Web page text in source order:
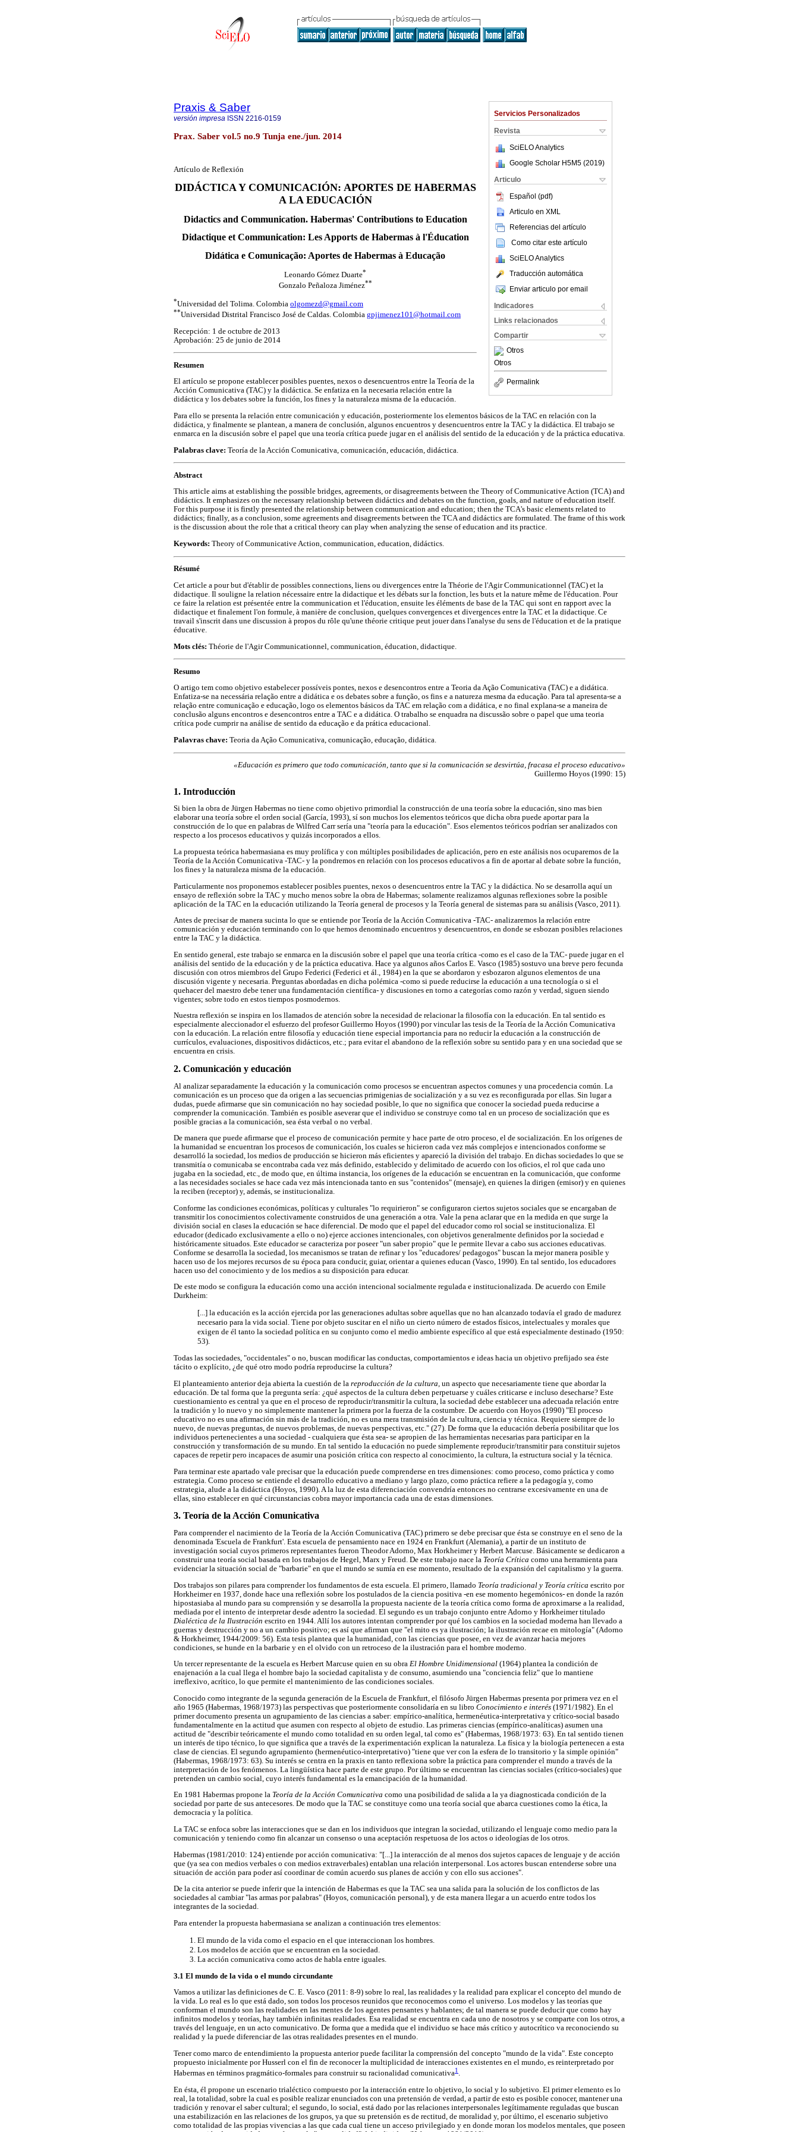
Servicios Personalizados
Revista
SciELO Analytics
Google Scholar H5M5 (2019)
Articulo
Español (pdf)
Articulo en XML
Referencias del artículo
Como citar este artículo
SciELO Analytics
Traducción automática
Enviar articulo por email
Indicadores
Links relacionados
Compartir
Otros
Otros
Permalink
Praxis & Saber
versión impresa ISSN 2216-0159
Prax. Saber vol.5 no.9 Tunja ene./jun. 2014
Artículo de Reflexión
DIDÁCTICA Y COMUNICACIÓN: APORTES DE HABERMAS
A LA EDUCACIÓN
Didactics and Communication. Habermas' Contributions to Education
Didactique et Communication: Les Apports de Habermas à l'Éducation
Didática e Comunicação: Aportes de Habermas à Educação
Leonardo Gómez Duarte*
Gonzalo Peñaloza Jiménez**
*Universidad del Tolima. Colombia olgomezd@gmail.com
**Universidad Distrital Francisco José de Caldas. Colombia gpjimenez101@hotmail.com
Recepción: 1 de octubre de 2013
Aprobación: 25 de junio de 2014
Resumen
El artículo se propone establecer posibles puentes, nexos o desencuentros entre la Teoría de la
Acción Comunicativa (TAC) y la didáctica. Se enfatiza en la necesaria relación entre la
didáctica y los debates sobre la función, los fines y la naturaleza misma de la educación.
Para ello se presenta la relación entre comunicación y educación, posteriormente los elementos básicos de la TAC en relación con la
didáctica, y finalmente se plantean, a manera de conclusión, algunos encuentros y desencuentros entre la TAC y la didáctica. El trabajo se
enmarca en la discusión sobre el papel que una teoría crítica puede jugar en el análisis del sentido de la educación y de la práctica educativa.
Palabras clave: Teoría de la Acción Comunicativa, comunicación, educación, didáctica.
Abstract
This article aims at establishing the possible bridges, agreements, or disagreements between the Theory of Communicative Action (TCA) and
didáctics. It emphasizes on the necessary relationship between didáctics and debates on the function, goals, and nature of education itself.
For this purpose it is firstly presented the relationship between communication and education; then the TCA's basic elements related to
didáctics; finally, as a conclusion, some agreements and disagreements between the TCA and didáctics are formulated. The frame of this work
is the discussion about the role that a critical theory can play when analyzing the sense of education and its practice.
Keywords: Theory of Communicative Action, communication, education, didáctics.
Résumé
Cet article a pour but d'établir de possibles connections, liens ou divergences entre la Théorie de l'Agir Communicationnel (TAC) et la
didactique. Il souligne la relation nécessaire entre la didactique et les débats sur la fonction, les buts et la nature même de l'éducation. Pour
ce faire la relation est présentée entre la communication et l'éducation, ensuite les éléments de base de la TAC qui sont en rapport avec la
didactique et finalement l'on formule, à manière de conclusion, quelques convergences et divergences entre la TAC et la didactique. Ce
travail s'inscrit dans une discussion à propos du rôle qu'une théorie critique peut jouer dans l'analyse du sens de l'éducation et de la pratique
éducative.
Mots clés: Théorie de l'Agir Communicationnel, communication, éducation, didactique.
Resumo
O artigo tem como objetivo estabelecer possíveis pontes, nexos e desencontros entre a Teoria da Ação Comunicativa (TAC) e a didática.
Enfatiza-se na necessária relação entre a didática e os debates sobre a função, os fins e a natureza mesma da educação. Para tal apresenta-se a
relação entre comunicação e educação, logo os elementos básicos da TAC em relação com a didática, e no final explana-se a maneira de
conclusão alguns encontros e desencontros entre a TAC e a didática. O trabalho se enquadra na discussão sobre o papel que uma teoria
crítica pode cumprir na análise de sentido da educação e da prática educacional.
Palavras chave: Teoria da Ação Comunicativa, comunicação, educação, didática.
«Educación es primero que todo comunicación, tanto que si la comunicación se desvirtúa, fracasa el proceso educativo»
Guillermo Hoyos (1990: 15)
1. Introducción
Si bien la obra de Jürgen Habermas no tiene como objetivo primordial la construcción de una teoría sobre la educación, sino mas bien
elaborar una teoría sobre el orden social (García, 1993), sí son muchos los elementos teóricos que dicha obra puede aportar para la
construcción de lo que en palabras de Wilfred Carr sería una "teoría para la educación". Esos elementos teóricos podrían ser analizados con
respecto a los procesos educativos y quizás incorporados a ellos.
La propuesta teórica habermasiana es muy prolífica y con múltiples posibilidades de aplicación, pero en este análisis nos ocuparemos de la
Teoría de la Acción Comunicativa -TAC- y la pondremos en relación con los procesos educativos a fin de aportar al debate sobre la función,
los fines y la naturaleza misma de la educación.
Particularmente nos proponemos establecer posibles puentes, nexos o desencuentros entre la TAC y la didáctica. No se desarrolla aquí un
ensayo de reflexión sobre la TAC y mucho menos sobre la obra de Habermas; solamente realizamos algunas reflexiones sobre la posible
aplicación de la TAC en la educación utilizando la Teoría general de procesos y la Teoría general de sistemas para su análisis (Vasco, 2011).
Antes de precisar de manera sucinta lo que se entiende por Teoría de la Acción Comunicativa -TAC- analizaremos la relación entre
comunicación y educación terminando con lo que hemos denominado encuentros y desencuentros, en donde se esbozan posibles relaciones
entre la TAC y la didáctica.
En sentido general, este trabajo se enmarca en la discusión sobre el papel que una teoría crítica -como es el caso de la TAC- puede jugar en el
análisis del sentido de la educación y de la práctica educativa. Hace ya algunos años Carlos E. Vasco (1985) sostuvo una breve pero fecunda
discusión con otros miembros del Grupo Federici (Federici et ál., 1984) en la que se abordaron y esbozaron algunos elementos de una
discusión vigente y necesaria. Preguntas abordadas en dicha polémica -como si puede reducirse la educación a una tecnología o si el
quehacer del maestro debe tener una fundamentación científica- y discusiones en torno a categorías como razón y verdad, siguen siendo
vigentes; sobre todo en estos tiempos posmodernos.
Nuestra reflexión se inspira en los llamados de atención sobre la necesidad de relacionar la filosofía con la educación. En tal sentido es
especialmente aleccionador el esfuerzo del profesor Guillermo Hoyos (1990) por vincular las tesis de la Teoría de la Acción Comunicativa
con la educación. La relación entre filosofía y educación tiene especial importancia para no reducir la educación a la construcción de
currículos, evaluaciones, dispositivos didácticos, etc.; para evitar el abandono de la reflexión sobre su sentido para y en una sociedad que se
encuentra en crisis.
2. Comunicación y educación
Al analizar separadamente la educación y la comunicación como procesos se encuentran aspectos comunes y una procedencia común. La
comunicación es un proceso que da origen a las secuencias primigenias de socialización y a su vez es reconfigurada por ellas. Sin lugar a
dudas, puede afirmarse que sin comunicación no hay sociedad posible, lo que no significa que conocer la sociedad pueda reducirse a
comprender la comunicación. También es posible aseverar que el individuo se construye como tal en un proceso de socialización que es
posible gracias a la comunicación, sea ésta verbal o no verbal.
De manera que puede afirmarse que el proceso de comunicación permite y hace parte de otro proceso, el de socialización. En los orígenes de
la humanidad se encuentran los procesos de comunicación, los cuales se hicieron cada vez más complejos e intencionados conforme se
desarrolló la sociedad, los medios de producción se hicieron más eficientes y apareció la división del trabajo. En dichas sociedades lo que se
transmitía o comunicaba se encontraba cada vez más definido, establecido y delimitado de acuerdo con los oficios, el rol que cada uno
jugaba en la sociedad, etc., de modo que, en última instancia, los orígenes de la educación se encuentran en la comunicación, que conforme
a las necesidades sociales se hace cada vez más intencionada tanto en sus "contenidos" (mensaje), en quienes la dirigen (emisor) y en quienes
la reciben (receptor) y, además, se institucionaliza.
Conforme las condiciones económicas, políticas y culturales "lo requirieron" se configuraron ciertos sujetos sociales que se encargaban de
transmitir los conocimientos colectivamente construidos de una generación a otra. Vale la pena aclarar que en la medida en que surge la
división social en clases la educación se hace diferencial. De modo que el papel del educador como rol social se institucionaliza. El
educador (dedicado exclusivamente a ello o no) ejerce acciones intencionales, con objetivos generalmente definidos por la sociedad e
históricamente situados. Este educador se caracteriza por poseer "un saber propio" que le permite llevar a cabo sus acciones educativas.
Conforme se desarrolla la sociedad, los mecanismos se tratan de refinar y los "educadores/ pedagogos" buscan la mejor manera posible y
hacen uso de los mejores recursos de su época para conducir, guiar, orientar a quienes educan (Vasco, 1990). En tal sentido, los educadores
hacen uso del conocimiento y de los medios a su disposición para educar.
De este modo se configura la educación como una acción intencional socialmente regulada e institucionalizada. De acuerdo con Emile
Durkheim:
[...] la educación es la acción ejercida por las generaciones adultas sobre aquellas que no han alcanzado todavía el grado de madurez
necesario para la vida social. Tiene por objeto suscitar en el niño un cierto número de estados físicos, intelectuales y morales que
exigen de él tanto la sociedad política en su conjunto como el medio ambiente específico al que está especialmente destinado (1950:
53).
Todas las sociedades, "occidentales" o no, buscan modificar las conductas, comportamientos e ideas hacia un objetivo prefijado sea éste
tácito o explícito, ¿de qué otro modo podría reproducirse la cultura?
El planteamiento anterior deja abierta la cuestión de la reproducción de la cultura, un aspecto que necesariamente tiene que abordar la
educación. De tal forma que la pregunta sería: ¿qué aspectos de la cultura deben perpetuarse y cuáles criticarse e incluso desecharse? Este
cuestionamiento es central ya que en el proceso de reproducir/transmitir la cultura, la sociedad debe establecer una adecuada relación entre
la tradición y lo nuevo y no simplemente mantener la primera por la fuerza de la costumbre. De acuerdo con Hoyos (1990) "El proceso
educativo no es una afirmación sin más de la tradición, no es una mera transmisión de la cultura, ciencia y técnica. Requiere siempre de lo
nuevo, de nuevas preguntas, de nuevos problemas, de nuevas perspectivas, etc." (27). De forma que la educación debería posibilitar que los
individuos pertenecientes a una sociedad - cualquiera que ésta sea- se apropien de las herramientas necesarias para participar en la
construcción y transformación de su mundo. En tal sentido la educación no puede simplemente reproducir/transmitir para constituir sujetos
capaces de repetir pero incapaces de asumir una posición crítica con respecto al conocimiento, la cultura, la estructura social y la técnica.
Para terminar este apartado vale precisar que la educación puede comprenderse en tres dimensiones: como proceso, como práctica y como
estrategia. Como proceso se entiende el desarrollo educativo a mediano y largo plazo, como práctica refiere a la pedagogía y, como
estrategia, alude a la didáctica (Hoyos, 1990). A la luz de esta diferenciación convendría entonces no centrarse excesivamente en una de
ellas, sino establecer en qué circunstancias cobra mayor importancia cada una de estas dimensiones.
3. Teoría de la Acción Comunicativa
Para comprender el nacimiento de la Teoría de la Acción Comunicativa (TAC) primero se debe precisar que ésta se construye en el seno de la
denominada 'Escuela de Frankfurt'. Esta escuela de pensamiento nace en 1924 en Frankfurt (Alemania), a partir de un instituto de
investigación social cuyos primeros representantes fueron Theodor Adorno, Max Horkheimer y Herbert Marcuse. Básicamente se dedicaron a
construir una teoría social basada en los trabajos de Hegel, Marx y Freud. De este trabajo nace la Teoría Crítica como una herramienta para
evidenciar la situación social de "barbarie" en que el mundo se sumía en ese momento, resultado de la expansión del capitalismo y la guerra.
Dos trabajos son pilares para comprender los fundamentos de esta escuela. El primero, llamado Teoría tradicional y Teoría crítica escrito por
Horkheimer en 1937, donde hace una reflexión sobre los postulados de la ciencia positiva -en ese momento hegemónicos- en donde la razón
hipostasiaba al mundo para su comprensión y se desarrolla la propuesta naciente de la teoría crítica como forma de aproximarse a la realidad,
mediada por el intento de interpretar desde adentro la sociedad. El segundo es un trabajo conjunto entre Adorno y Horkheimer titulado
Dialéctica de la Ilustración escrito en 1944. Allí los autores intentan comprender por qué los cambios en la sociedad moderna han llevado a
guerras y destrucción y no a un cambio positivo; es así que afirman que "el mito es ya ilustración; la ilustración recae en mitología" (Adorno
& Horkheimer, 1944/2009: 56). Esta tesis plantea que la humanidad, con las ciencias que posee, en vez de avanzar hacia mejores
condiciones, se hunde en la barbarie y en el olvido con un retroceso de la ilustración para el hombre moderno.
Un tercer representante de la escuela es Herbert Marcuse quien en su obra El Hombre Unidimensional (1964) plantea la condición de
enajenación a la cual llega el hombre bajo la sociedad capitalista y de consumo, asumiendo una "conciencia feliz" que lo mantiene
irreflexivo, acrítico, lo que permite el mantenimiento de las condiciones sociales.
Conocido como integrante de la segunda generación de la Escuela de Frankfurt, el filósofo Jürgen Habermas presenta por primera vez en el
año 1965 (Habermas, 1968/1973) las perspectivas que posteriormente consolidaría en su libro Conocimiento e interés (1971/1982). En el
primer documento presenta un agrupamiento de las ciencias a saber: empírico-analítica, hermenéutica-interpretativa y crítico-social basado
fundamentalmente en la actitud que asumen con respecto al objeto de estudio. Las primeras ciencias (empírico-analíticas) asumen una
actitud de "describir teóricamente el mundo como totalidad en su orden legal, tal como es" (Habermas, 1968/1973: 63). En tal sentido tienen
un interés de tipo técnico, lo que significa que a través de la experimentación explican la naturaleza. La física y la biología pertenecen a esta
clase de ciencias. El segundo agrupamiento (hermenéutico-interpretativo) "tiene que ver con la esfera de lo transitorio y la simple opinión"
(Habermas, 1968/1973: 63). Su interés se centra en la praxis en tanto reflexiona sobre la práctica para comprender el mundo a través de la
interpretación de los fenómenos. La lingüística hace parte de este grupo. Por último se encuentran las ciencias sociales (crítico-sociales) que
pretenden un cambio social, cuyo interés fundamental es la emancipación de la humanidad.
En 1981 Habermas propone la Teoría de la Acción Comunicativa como una posibilidad de salida a la ya diagnosticada condición de la
sociedad por parte de sus antecesores. De modo que la TAC se constituye como una teoría social que abarca cuestiones como la ética, la
democracia y la política.
La TAC se enfoca sobre las interacciones que se dan en los individuos que integran la sociedad, utilizando el lenguaje como medio para la
comunicación y teniendo como fin alcanzar un consenso o una aceptación respetuosa de los actos o ideologías de los otros.
Habermas (1981/2010: 124) entiende por acción comunicativa: "[...] la interacción de al menos dos sujetos capaces de lenguaje y de acción
que (ya sea con medios verbales o con medios extraverbales) entablan una relación interpersonal. Los actores buscan entenderse sobre una
situación de acción para poder así coordinar de común acuerdo sus planes de acción y con ello sus acciones".
De la cita anterior se puede inferir que la intención de Habermas es que la TAC sea una salida para la solución de los conflictos de las
sociedades al cambiar "las armas por palabras" (Hoyos, comunicación personal), y de esta manera llegar a un acuerdo entre todos los
integrantes de la sociedad.
Para entender la propuesta habermasiana se analizan a continuación tres elementos:
El mundo de la vida como el espacio en el que interaccionan los hombres.
Los modelos de acción que se encuentran en la sociedad.
La acción comunicativa como actos de habla entre iguales.
3.1 El mundo de la vida o el mundo circundante
Vamos a utilizar las definiciones de C. E. Vasco (2011: 8-9) sobre lo real, las realidades y la realidad para explicar el concepto del mundo de
la vida. Lo real es lo que está dado, son todos los procesos reunidos que reconocemos como el universo. Los modelos y las teorías que
conforman el mundo son las realidades en las mentes de los agentes pensantes y hablantes; de tal manera se puede deducir que como hay
infinitos modelos y teorías, hay también infinitas realidades. Esa realidad se encuentra en cada uno de nosotros y se comparte con los otros, a
través del lenguaje, en un acto comunicativo. De forma que a medida que el individuo se hace más crítico y autocrítico va reconociendo su
realidad y la puede diferenciar de las otras realidades presentes en el mundo.
Tener como marco de entendimiento la propuesta anterior puede facilitar la comprensión del concepto "mundo de la vida". Este concepto
propuesto inicialmente por Husserl con el fin de reconocer la multiplicidad de interacciones existentes en el mundo, es reinterpretado por
Habermas en términos pragmático-formales para construir su racionalidad comunicativa1 .
En ésta, él propone un escenario trialéctico compuesto por la interacción entre lo objetivo, lo social y lo subjetivo. El primer elemento es lo
real, la totalidad, sobre la cual es posible realizar enunciados con una pretensión de verdad, a partir de esto es posible conocer, mantener una
tradición y renovar el saber cultural; el segundo, lo social, está dado por las relaciones interpersonales legítimamente reguladas que buscan
una estabilización en las relaciones de los grupos, ya que su pretensión es de rectitud, de moralidad y, por último, el escenario subjetivo
como totalidad de las propias vivencias a las que cada cual tiene un acceso privilegiado y en donde moran los modelos mentales, que poseen